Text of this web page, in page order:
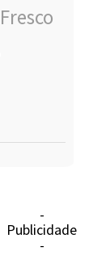
-
Publicidade
-